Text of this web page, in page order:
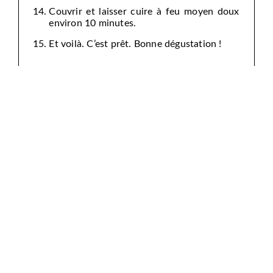
Couvrir et laisser cuire à feu moyen doux
environ 10 minutes.
Et voilà. C’est prêt. Bonne dégustation !